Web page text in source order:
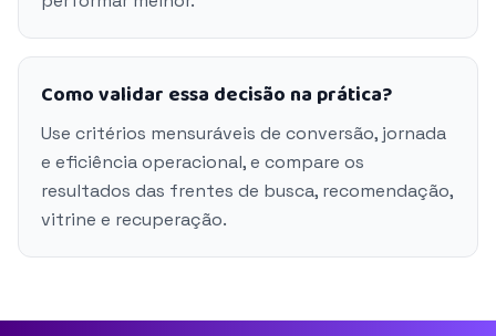
Como validar essa decisão na prática?
Use critérios mensuráveis de conversão, jornada
e eficiência operacional, e compare os
resultados das frentes de busca, recomendação,
vitrine e recuperação.